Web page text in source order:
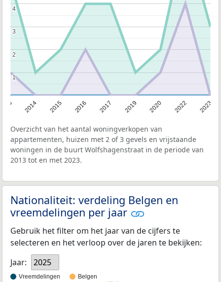
2014 2015 2016 2017 2019 2020 2022 2023
1
1
2
2
3
3
4
4
Overzicht van het aantal woningverkopen van
appartementen, huizen met 2 of 3 gevels en vrijstaande
woningen in de buurt Wolfshagenstraat in de periode van
2013 tot en met 2023.
Nationaliteit: verdeling Belgen en
vreemdelingen per jaar
Gebruik het filter om het jaar van de cijfers te
selecteren en het verloop over de jaren te bekijken:
Jaar:
2025
Vreemdelingen Belgen